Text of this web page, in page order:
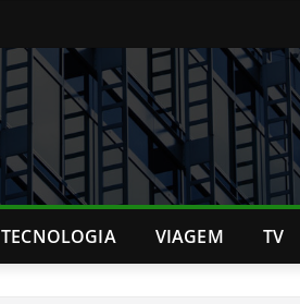
TECNOLOGIA VIAGEM TV